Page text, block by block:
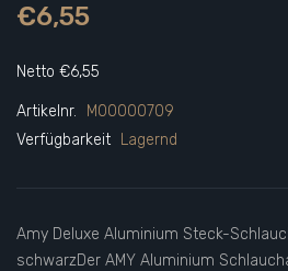
€6,55
Netto €6,55
Artikelnr.
M00000709
Verfügbarkeit
Lagernd
Amy Deluxe Aluminium Steck-
schwarzDer AMY Aluminium